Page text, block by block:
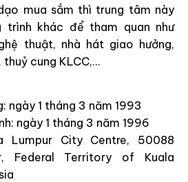
mua sắm thì trung tâm này
trình khác để tham quan như
thuật, nhà hát giao hưởng,
cung KLCC,…
ngày 1 tháng 3 năm 1993
ngày 1 tháng 3 năm 1996
Lumpur City Centre, 50088
Federal Territory of Kuala